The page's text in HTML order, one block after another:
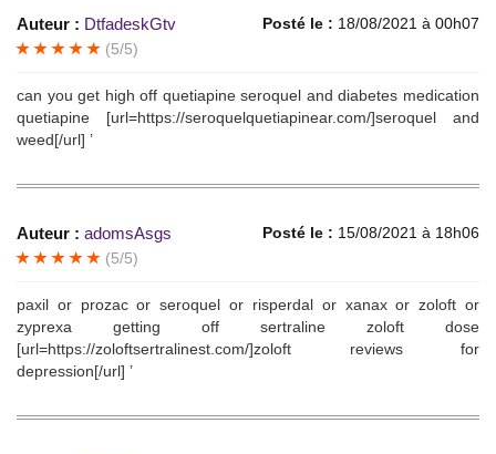
Auteur : DtfadeskGtv Posté le : 18/08/2021 à 00h07
(5/5)
can you get high off quetiapine seroquel and diabetes medication
quetiapine [url=https://seroquelquetiapinear.com/]seroquel and
weed[/url] ’
Auteur : adomsAsgs Posté le : 15/08/2021 à 18h06
(5/5)
paxil or prozac or seroquel or risperdal or xanax or zoloft or
zyprexa getting off sertraline zoloft dose
[url=https://zoloftsertralinest.com/]zoloft reviews for
depression[/url] ’